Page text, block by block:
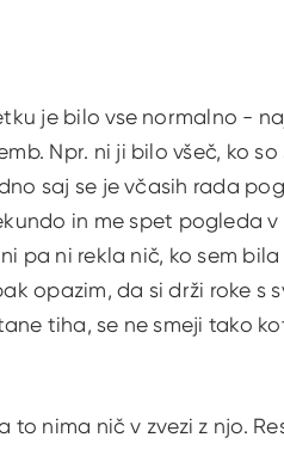
je bilo vse normalno -
Npr. ni ji bilo všeč, ko
saj se je včasih rada
in me spet pogleda v
pa ni rekla nič, ko sem bila
opazim, da si drži roke s
tiha, se ne smeji tako
nima nič v zvezi z njo.